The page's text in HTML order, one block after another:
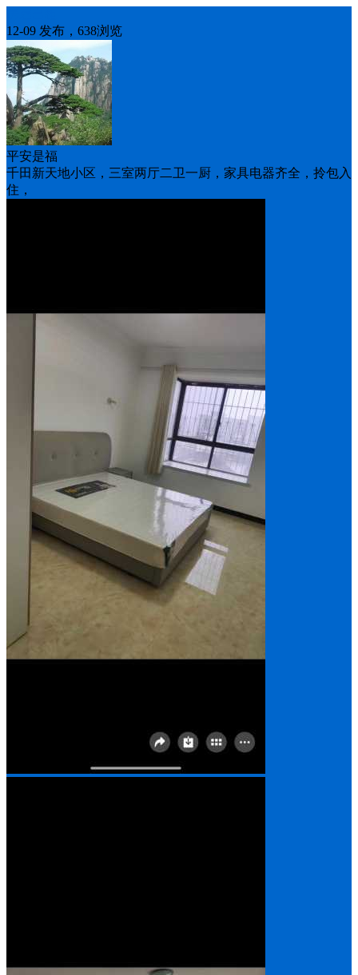
12-09 发布，638浏览
平安是福
千田新天地小区，三室两厅二卫一厨，家具电器齐全，拎包入
住，